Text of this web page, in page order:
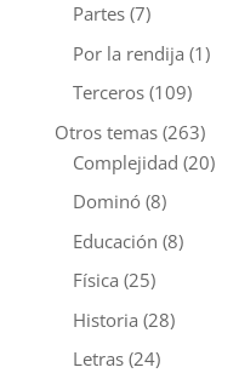
Partes(7)
Por la rendija (1)
Terceros(109)
Otros temas(263)
Complejidad (20)
Dominó(8)
Educación (8)
Física (25)
Historia (28)
Letras(24)